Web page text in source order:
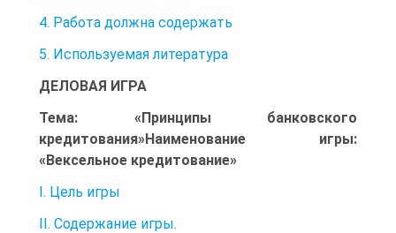
4. Работа должна содержать
5. Используемая литература
ДЕЛОВАЯ ИГРА
Тема: «Принципы банковского
кредитования»Наименование игры:
«Вексельное кредитование»
I. Цель игры
II. Содержание игры.